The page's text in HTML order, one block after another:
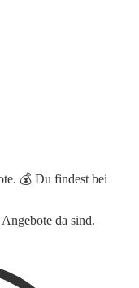
💰 Du findest bei
da sind.